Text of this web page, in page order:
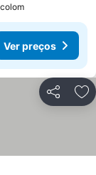
Ver preços
Partilhar